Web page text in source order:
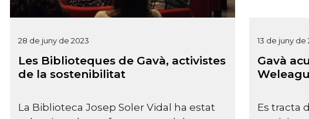
28 de juny de 2023
Les Biblioteques de Gavà, activistes
de la sostenibilitat
La Biblioteca Josep Soler Vidal ha estat
13 de juny de
Gavà
Es tracta